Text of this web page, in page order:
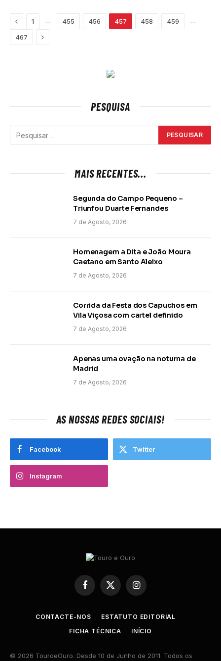
Previous
1 … 455 456 457 458 459 …
467 Next
PESQUISA
MAIS RECENTES...
Segunda do Campo Pequeno –
Triunfou Duarte Fernandes
7 de Agosto, 2026
Homenagem a Dita e João Moura
Caetano em Santo Aleixo
7 de Agosto, 2026
Corrida da Festa dos Capuchos em
Vila Viçosa com cartel definido
7 de Agosto, 2026
Apenas uma ovação na noturna de
Madrid
7 de Agosto, 2026
AS NOSSAS REDES SOCIAIS!
Facebook Twitter
Instagram
Facebook
X
Instagram
CONTACTE-NOS
ESTATUTO EDITORIAL
FICHA TÉCNICA
INÍCIO
© 2026 TouroeOuro. Desde 10 de Junho de 2011. Todos os